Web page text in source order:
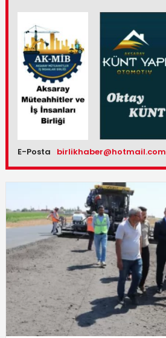
E-Posta birlikhaber@hotmail.com